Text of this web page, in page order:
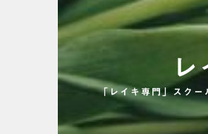
コ
ン
テ
ツ
キ
「レイキ専門」スク